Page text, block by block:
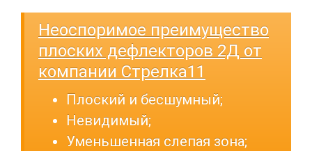
Неоспоримое преимущество
плоских дефлекторов 2Д от
компании Стрелка11
Плоский и бесшумный;
Невидимый;
Уменьшенная слепая зона;